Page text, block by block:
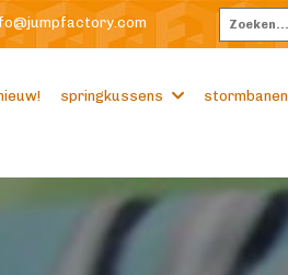
springkussens stormbanen